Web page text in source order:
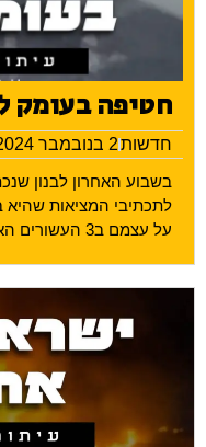
חטיפה בעומק
חדשות2 בנובמבר 2024
בשבוע האחרון לבנון
לתכתיבי המציאות שהיא
על עצמם ב3 העשורים האחרונים.